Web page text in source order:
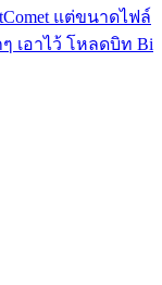
แต่ขนาดไฟล์
เอาไว้ โหลดบิท Bi